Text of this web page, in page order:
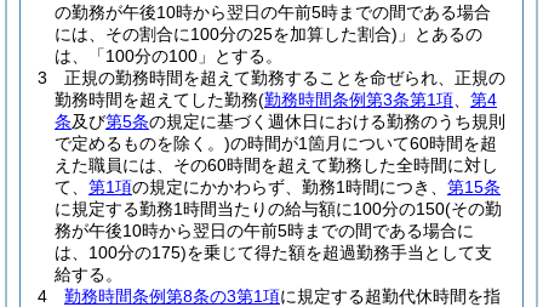
の勤務が午後10時から翌日の午前5時までの間である場合
には、その割合に100分の25を加算した割合) 」とあるの
は、「100分の100」とする。
3
正規の勤務時間を超えて勤務することを命ぜられ、正規の
勤務時間を超えてした勤務(勤務時間条例第3条第1項
第4
条及び第5条の規定に基づく週休日における勤務のうち規則
で定めるものを除く。)の時間が1箇月について60時間を超
えた職員には、その60時間を超えて勤務した全時間に対し
て、 第1項の規定にかかわらず、勤務1時間につき、 第15条
に規定する勤務1時間当たりの給与額に100分の150(その勤
務が午後10時から翌日の午前5時までの間である場合に
は、100分の175)を乗じて得た額を超過勤務手当として支
給する。
4
勤務時間条例第8条の3第1項に規定する超勤代休時間を指